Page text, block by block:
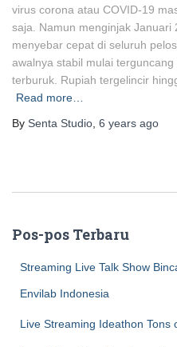
virus corona atau COVID-19
saja. Namun menginjak Januari
menyebar cepat di seluruh
awalnya stabil mulai
terburuk. Rupiah tergelincir
Read more…
By Senta Studio 6 years ago
e
c
Pos-pos Terbaru
Streaming Live Talk Show
Envilab Indonesia
Live Streaming Ideathon Tons